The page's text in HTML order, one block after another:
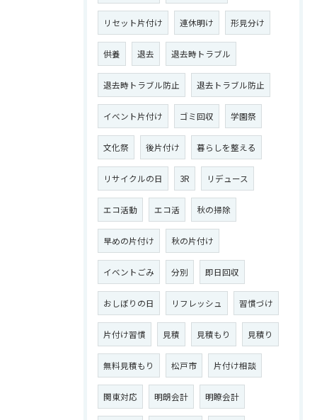
リセット片付け 連休明け 形見分け
供養 退去 退去時トラブル
退去時トラブル防止 退去トラブル防止
イベント片付け ゴミ回収 学園祭
文化祭 後片付け 暮らしを整える
リサイクルの日 3R リデュース
エコ活動 エコ活 秋の掃除
早めの片付け 秋の片付け
イベントごみ 分別 即日回収
おしぼりの日 リフレッシュ 習慣づけ
片付け習慣 見積 見積もり 見積り
無料見積もり 松戸市 片付け相談
関東対応 明朗会計 明瞭会計